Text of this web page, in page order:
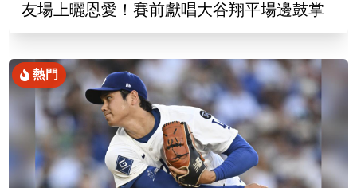
友場上曬恩愛！賽前獻唱大谷翔平場邊鼓掌
熱門